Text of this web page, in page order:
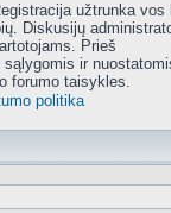
užtrunka vos
Diskusijų
Prieš
ir
forumo taisykles.
politika